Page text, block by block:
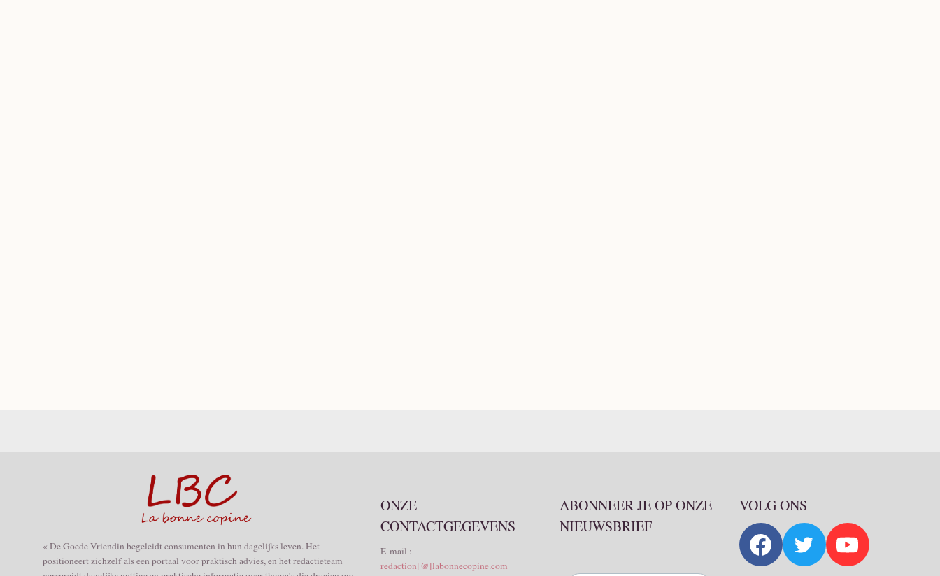
« De Goede Vriendin begeleidt consumenten in hun dagelijks leven. Het
positioneert zichzelf als een portaal voor praktisch advies, en het redactieteam
ONZE
CONTACTGEGEVENS
E-mail :
redaction[@]labonnecopine.com
ABONNEER JE OP ONZE
NIEUWSBRIEF
VOLG ONS